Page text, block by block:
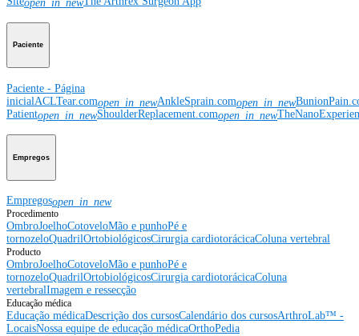
open_in_new
Paciente
Paciente - Página
inicialACLTear.comopen_in_newAnkleSprain.comopen_in_new
Patientopen_in_newShoulderReplacement.comopen_in_new
Empregos
Empregosopen_in_new
Procedimento
OmbroJoelhoCotoveloMão e punhoPé e
tornozeloQuadrilOrtobiológicosCirurgia cardiotorácicaColuna vertebral
Producto
OmbroJoelhoCotoveloMão e punhoPé e
tornozeloQuadrilOrtobiológicosCirurgia cardiotorácicaColuna
vertebralImagem e ressecção
Educação médica
Educação médicaDescrição dos cursosCalendário dos cursosArthroLab™ -
LocaisNossa equipe de educação médicaOrthoPedia